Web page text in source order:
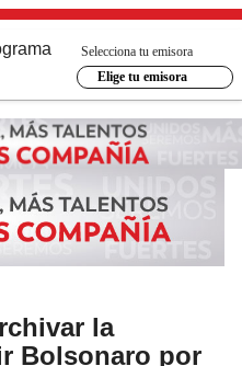
Selecciona tu emisora
Elige tu emisora
la
Bolsonaro por